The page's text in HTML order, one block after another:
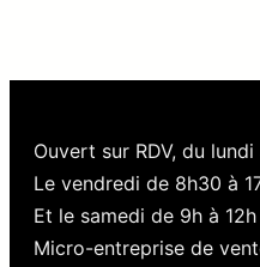
Ouvert sur RDV, du
Le vendredi de 8h30 à
Et le samedi de 9h à 12h
Micro-entreprise de